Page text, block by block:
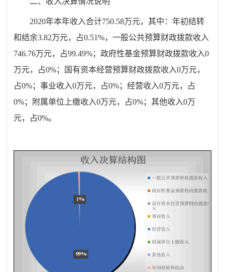
2020年本年收入合计750.58万元，其中：年初结转
和结余3.82万元，占0.51%，一般公共预算财政拨款收入
746.76万元，占99.49%；政府性基金预算财政拨款收入0
万元，占0%；国有资本经营预算财政拨款收入0万元，
占0%；事业收入0万元，占0%；经营收入0万元，占
0%；附属单位上缴收入0万元，占0%；其他收入0万
元，占0%。